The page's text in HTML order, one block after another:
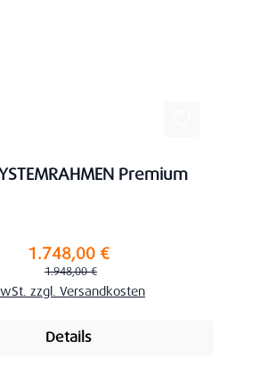
Premium
1.748,00 €
Regulärer Preis:
1.948,00 €
zzgl. Versandkosten
Details